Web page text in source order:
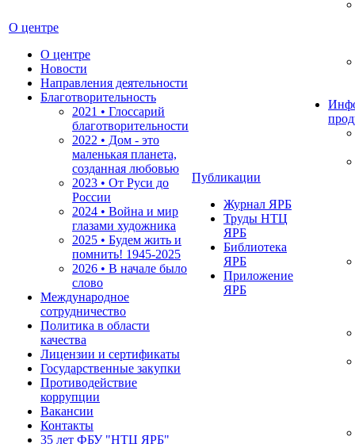
О центре
О центре
Новости
Направления деятельности
Благотворительность
2021 • Глоссарий
благотворительности
2022 • Дом - это
маленькая планета,
созданная любовью
2023 • От Руси до
России
2024 • Война и мир
глазами художника
2025 • Будем жить и
помнить! 1945-2025
2026 • В начале было
слово
Международное
сотрудничество
Политика в области
качества
Лицензии и сертификаты
Государственные закупки
Противодействие
коррупции
Вакансии
Контакты
35 лет ФБУ "НТЦ ЯРБ"
Публикации
Журнал ЯРБ
Труды НТЦ
ЯРБ
Библиотека
ЯРБ
Приложение
ЯРБ